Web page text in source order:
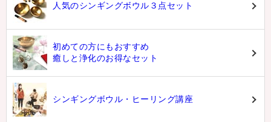
人気のシンギングボウル３点セット
初めての方にもおすすめ
癒しと浄化のお得なセット
シンギングボウル・ヒーリング講座